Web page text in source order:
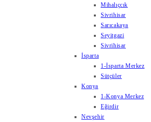
Mihalıçcık
Sivrihisar
Sarıcakaya
Seyitgazi
Sivrihisar
İsparta
1-İsparta Merkez
Sütçüler
Konya
1-Konya Merkez
Eğirdir
Nevşehir